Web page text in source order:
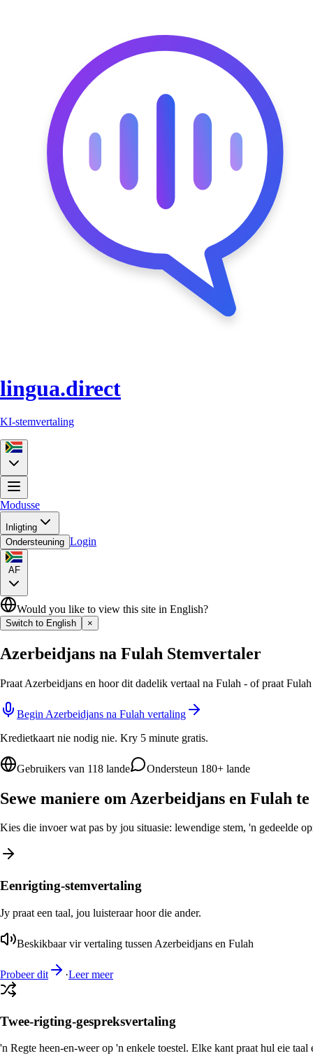
lingua.direct
KI-stemvertaling
Modusse
Inligting
Ondersteuning Login
AF
Would you like to view this site in English?
Switch to English ×
Azerbeidjans na Fulah Stemvertaler
Praat Azerbeidjans en hoor dit dadelik vertaal na Fulah - of praat
Begin Azerbeidjans na Fulah vertaling
Kredietkaart nie nodig nie. Kry 5 minute gratis.
Gebruikers van 118 lande Ondersteun 180+ lande
Sewe maniere om Azerbeidjans en Fulah
Kies die invoer wat pas by jou situasie: lewendige stem, 'n gedeelde
Eenrigting-stemvertaling
Jy praat een taal, jou luisteraar hoor die ander.
Beskikbaar vir vertaling tussen Azerbeidjans en Fulah
Probeer dit ·Leer meer
Twee-rigting-gespreksvertaling
'n Regte heen-en-weer op 'n enkele toestel. Elke kant praat hul eie taal